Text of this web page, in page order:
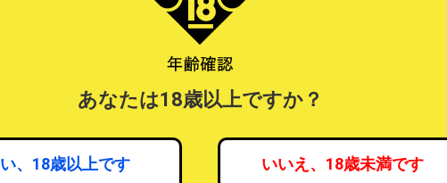
あなたは18歳以上ですか？
、18歳以上です いいえ、18歳未満です